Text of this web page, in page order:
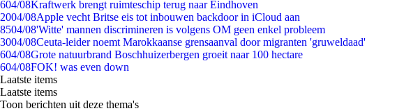
604/08Kraftwerk brengt ruimteschip terug naar Eindhoven
2004/08Apple vecht Britse eis tot inbouwen backdoor in iCloud aan
8504/08'Witte' mannen discrimineren is volgens OM geen enkel probleem
3004/08Ceuta-leider noemt Marokkaanse grensaanval door migranten 'gruweldaad'
604/08Grote natuurbrand Boschhuizerbergen groeit naar 100 hectare
604/08FOK! was even down
Laatste items
Laatste items
Toon berichten uit deze thema's